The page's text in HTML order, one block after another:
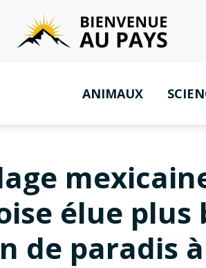
ANIMAUX
élue plus
de paradis